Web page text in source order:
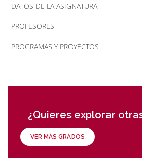
DATOS DE LA ASIGNATURA
PROFESORES
PROGRAMAS Y PROYECTOS
¿Quieres explorar
VER MÁS GRADOS